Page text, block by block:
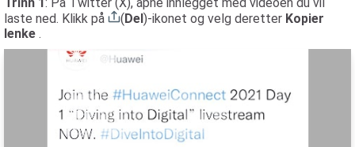
laste ned. Klikk på
(Del)-ikonet og velg deretter Kopier
lenke .